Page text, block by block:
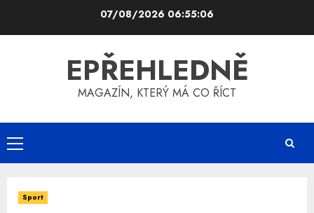
07/08/2026 06:55:06
EPŘEHLEDNĚ
MAGAZÍN, KTERÝ MÁ CO ŘÍCT
Primary
Menu
Sport